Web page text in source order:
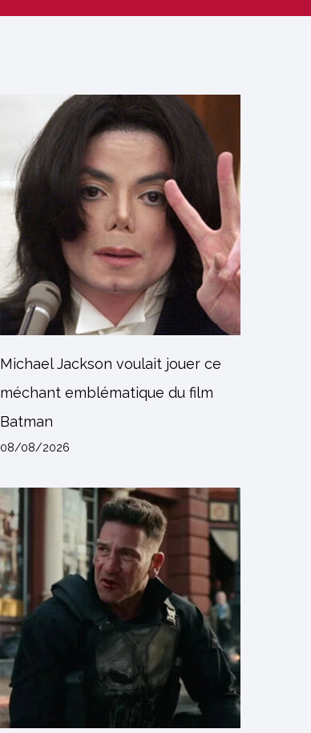
Michael Jackson voulait jouer ce
méchant emblématique du film
Batman
08/08/2026